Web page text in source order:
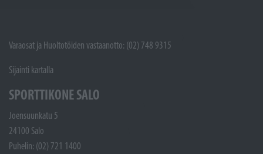
Varaosat ja Huoltotöiden vastaanotto: (02) 748 9315
Sijainti kartalla
SPORTTIKONE SALO
Joensuunkatu 5
24100 Salo
Puhelin: (02) 721 1400